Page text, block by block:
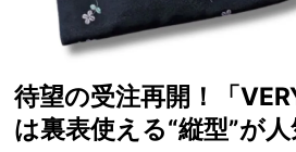
読者が選ぶ！2026年SS
スメ大賞